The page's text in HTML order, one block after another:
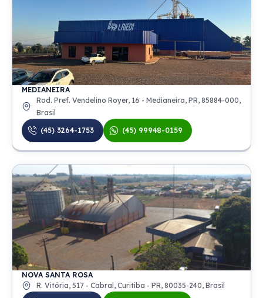
MEDIANEIRA
Rod. Pref. Vendelino Royer, 16 - Medianeira, PR, 85884-000,
Brasil
(45) 3264-1753
(45) 99948-0159
NOVA SANTA ROSA
R. Vitória, 517 - Cabral, Curitiba - PR, 80035-240, Brasil